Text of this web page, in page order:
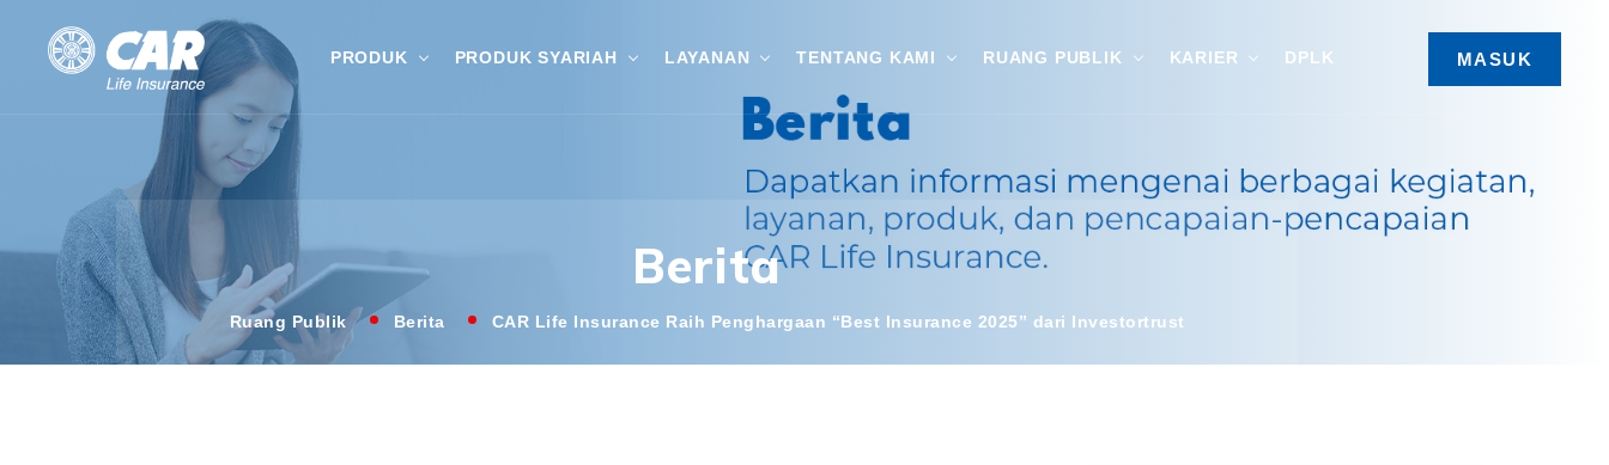
PRODUK PRODUK SYARIAH LAYANAN TENTANG KAMI RUANG PUBLIK KARIER DPLK MASUK
Berita
Ruang Publik Berita CAR Life Insurance Raih Penghargaan “Best Insurance 2025” dari Investortrust